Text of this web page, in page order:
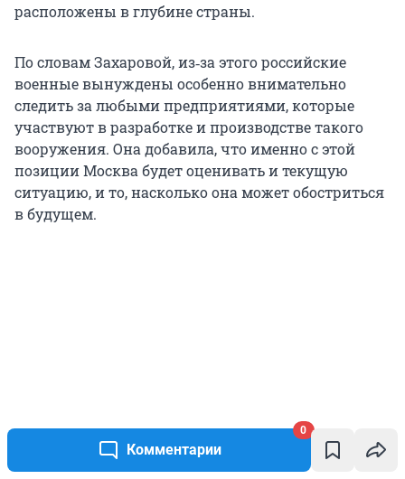
Комментарии
0
расположены в глубине страны.
По словам Захаровой, из‑за этого российские
военные вынуждены особенно внимательно
следить за любыми предприятиями, которые
участвуют в разработке и производстве такого
вооружения. Она добавила, что именно с этой
позиции Москва будет оценивать и текущую
ситуацию, и то, насколько она может обостриться
в будущем.